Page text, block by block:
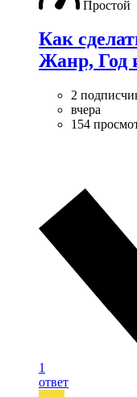
Простой
Как
Жанр, Год
2
вчера
154
1
ответ